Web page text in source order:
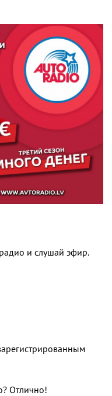
и слушай эфир.
Отлично!